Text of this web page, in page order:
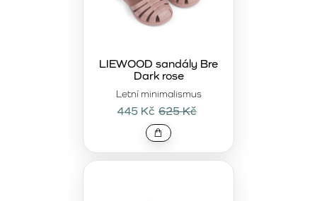
Letní minimalismus
LIEWOOD sandály Bre
Dark rose
445 Kč 625 Kč